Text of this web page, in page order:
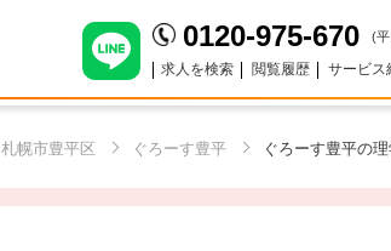
0120-975-670 (
求人を検索 閲覧履歴 サービス
札幌市豊平区 ぐろーす豊平 ぐろーす豊平の